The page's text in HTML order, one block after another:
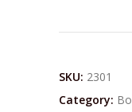
SKU: 2301
Category: